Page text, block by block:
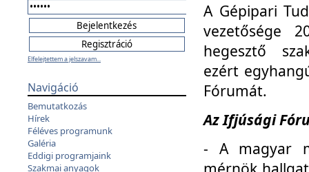
Elfelejtettem a jelszavam...
Navigáció
Bemutatkozás
Hírek
Féléves programunk
Galéria
Eddigi programjaink
Szakmai anyagok
A Gépipari
vezetősége
hegesztő
ezért
Fórumát.
Az Ifjúsági
- A magyar